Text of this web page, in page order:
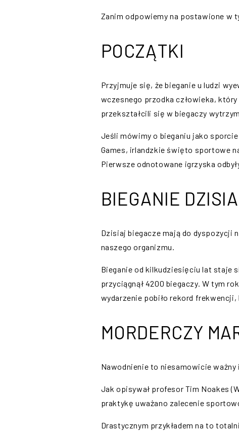
Zanim odpowiemy na postawione w
POCZĄTKI
Przyjmuje się, że bieganie u ludzi
wczesnego przodka człowieka,
przekształcili się w biegaczy
Jeśli mówimy o bieganiu jako
Games, irlandzkie święto sportowe
Pierwsze odnotowane igrzyska
BIEGANIE
Dzisiaj biegacze mają do dyspozycji
naszego organizmu.
Bieganie od kilkudziesięciu lat staje
przyciągnął 4200 biegaczy. W tym
wydarzenie pobiło rekord
MORDERCZY
Nawodnienie to niesamowicie
Jak opisywał profesor Tim Noakes
praktykę uważano zalecenie
Drastycznym przykładem na to